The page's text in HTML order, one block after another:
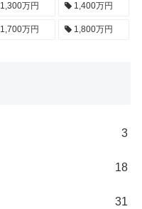
1,300万円 1,400万円
1,700万円 1,800万円
3
18
31